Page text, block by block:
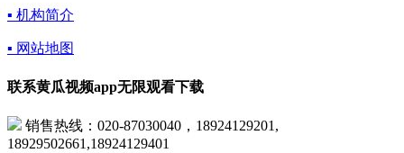
▪ 机构简介
▪ 网站地图
联系黄瓜视频app无限观看下载
销售热线：020-87030040，18924129201,
18929502661,18924129401